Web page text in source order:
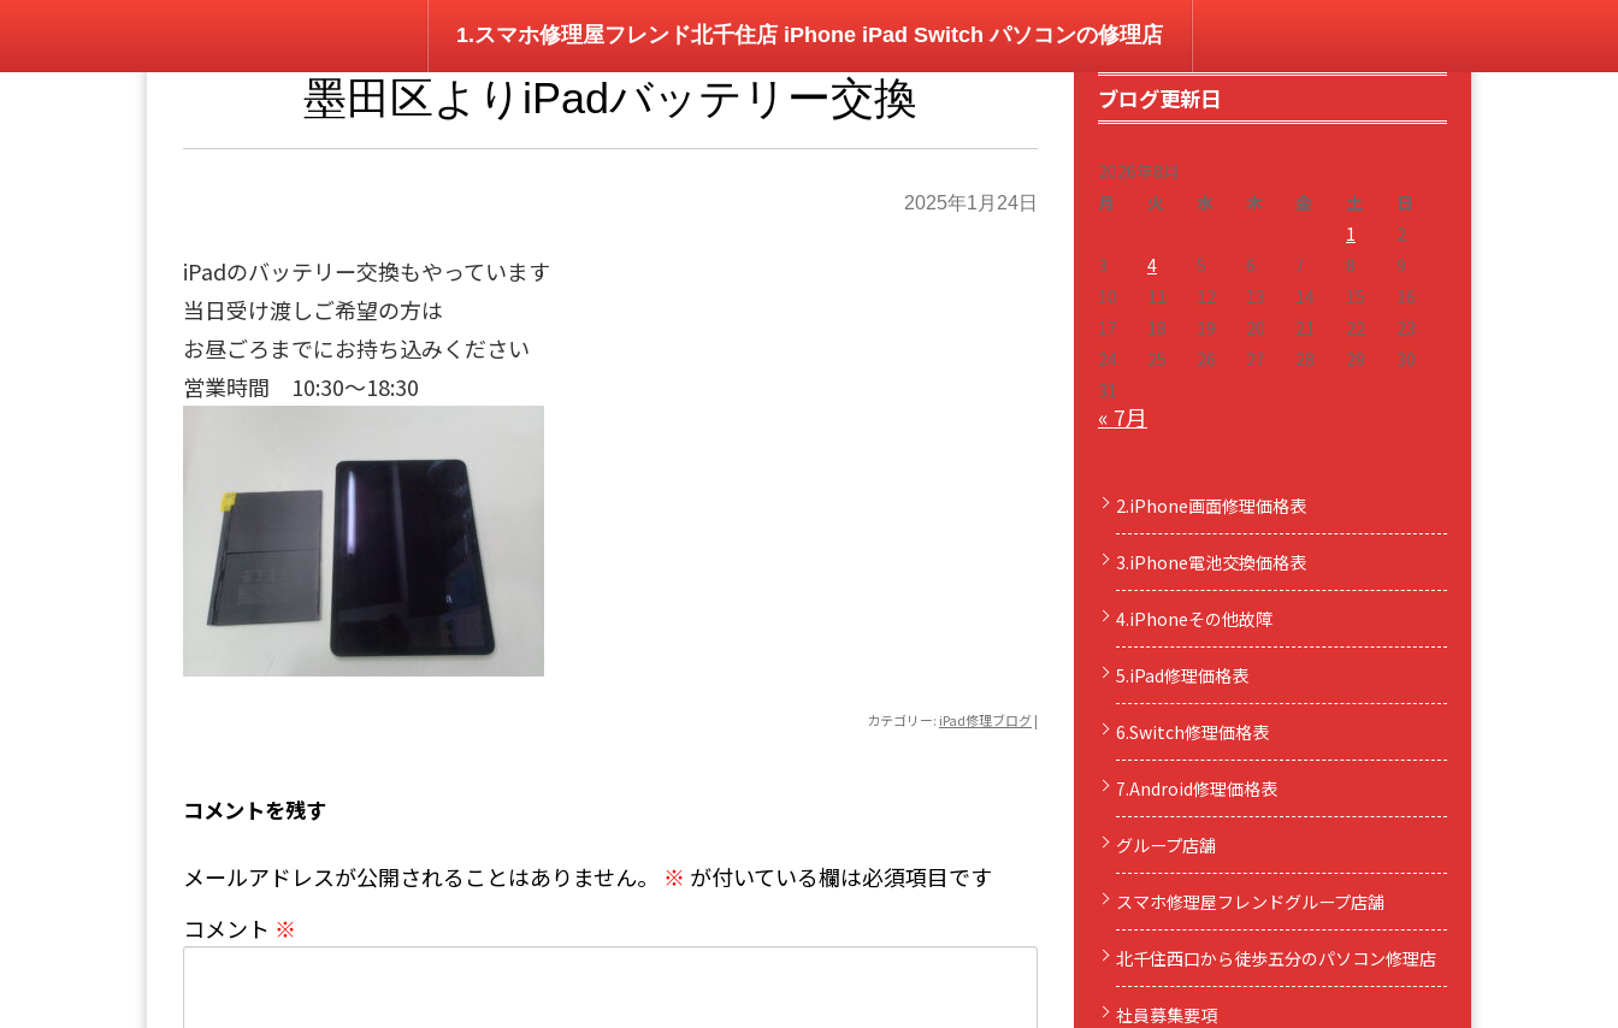
1.スマホ修理屋フレンド北千住店 iPhone iPad Switch パソコンの修理店
墨田区よりiPadバッテリー交換
2025年1月24日
iPadのバッテリー交換もやっています
当日受け渡しご希望の方は
お昼ごろまでにお持ち込みください
営業時間 10:30～18:30
カテゴリー: iPad修理ブログ|
コメントを残す
メールアドレスが公開されることはありません。 ※ が付いている欄は必須項目です
コメント ※
ブログ更新日
2026年8月
月
火 水 木 金 土
日
1
2
3
4 5 6 7 8
9
10
11 12 13 14 15
16
17
18 19 20 21 22
23
24
25 26 27 28 29
30
31
« 7月
2.iPhone画面修理価格表
3.iPhone電池交換価格表
4.iPhoneその他故障
5.iPad修理価格表
6.Switch修理価格表
7.Android修理価格表
グループ店舗
スマホ修理屋フレンドグループ店舗
北千住西口から徒歩五分のパソコン修理店
社員募集要項